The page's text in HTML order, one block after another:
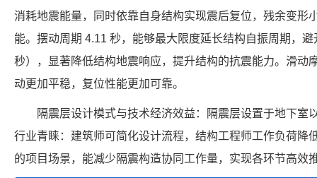
消耗地震能量，同时依靠自身结构实现震后复位，残余变形
能。摆动周期 4.11 秒，能够最大限度延长结构自振周期，
秒），显著降低结构地震响应，提升结构的抗震能力。滑动
动更加平稳，复位性能更加可靠。
隔震层设计模式与技术经济效益：隔震层设置于地下室
行业青睐：建筑师可简化设计流程，结构工程师工作负荷降
的项目场景，能减少隔震构造协同工作量，实现各环节高效